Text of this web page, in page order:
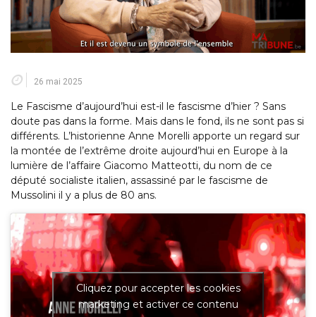
26 mai 2025
Le Fascisme d’aujourd’hui est-il le fascisme d’hier ? Sans
doute pas dans la forme. Mais dans le fond, ils ne sont pas si
différents. L’historienne Anne Morelli apporte un regard sur
la montée de l’extrême droite aujourd’hui en Europe à la
lumière de l’affaire Giacomo Matteotti, du nom de ce
député socialiste italien, assassiné par le fascisme de
Mussolini il y a plus de 80 ans.
Cliquez pour accepter les cookies
marketing et activer ce contenu